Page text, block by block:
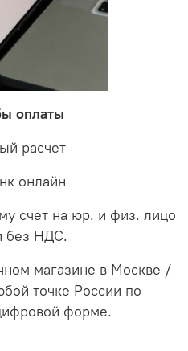
оплаты
расчет
онлайн
счет на юр. и физ. лицо
без НДС.
магазине в Москве /
точке России по
форме.